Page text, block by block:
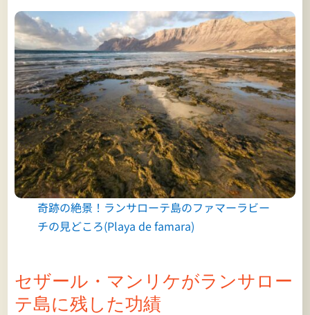
奇跡の絶景！ランサローテ島のファマーラビー
チの見どころ(Playa de famara)
セザール・マンリケがランサロー
テ島に残した功績